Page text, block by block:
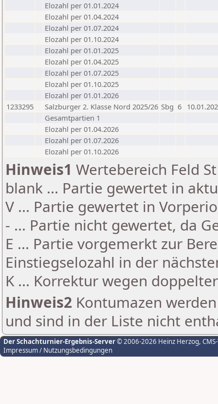
Elozahl per 01.01.2024
Elozahl per 01.04.2024
Elozahl per 01.07.2024
Elozahl per 01.10.2024
Elozahl per 01.01.2025
Elozahl per 01.04.2025
Elozahl per 01.07.2025
Elozahl per 01.10.2025
Elozahl per 01.01.2026
1233295
Salzburger 2. Klasse Nord 2025/26 Sbg 6
Gesamtpartien 1
Elozahl per 01.04.2026
Elozahl per 01.07.2026
Elozahl per 01.10.2026
Hinweis1 Wertebereich Feld
blank ... Partie gewertet in
V ... Partie gewertet in
- ... Partie nicht gewertet, da
E ... Partie vorgemerkt zur
Einstiegselozahl in der
K ... Korrektur wegen
Hinweis2 Kontumazen
und sind in der Liste nicht
Der Schachturnier-Ergebnis-Server© 2006-2026 Heinz Herzog,
Impressum / Nutzungsbedingungen